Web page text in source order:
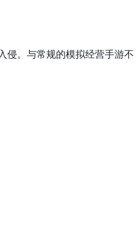
侵。与常规的模拟经营手游不